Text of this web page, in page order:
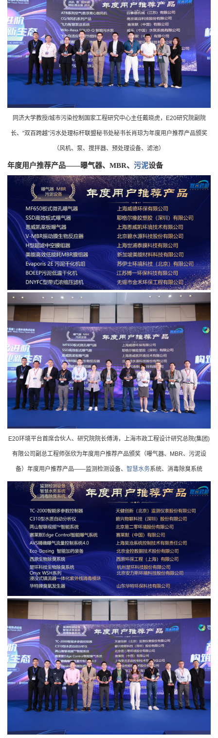
同济大学教授/城市污染控制国家工程研究中心主任戴晓虎，E20研究院副院
长、“双百跨越”污水处理标杆联盟秘书处秘书长肖琼为年度用户推荐产品颁奖
（风机、泵、搅拌器、预处理设备、滤池）
年度用户推荐产品——曝气器、MBR、 污泥设备
E20环境平台首席合伙人、研究院院长傅涛，上海市政工程设计研究总院(集团)
有限公司副总工程师张欣为年度用户推荐产品颁奖（曝气器、MBR、污泥设
备） 年度用户推荐产品——监测检测设备、 智慧水务系统、消毒除臭系统